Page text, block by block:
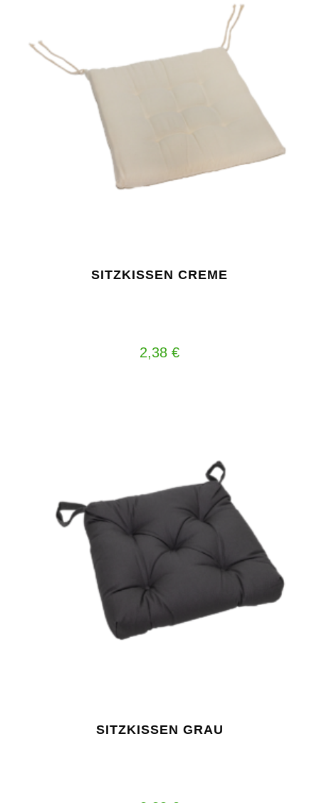
SITZKISSEN CREME
2,38 €
SITZKISSEN GRAU